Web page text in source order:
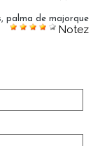
, palma de majorque
Notez